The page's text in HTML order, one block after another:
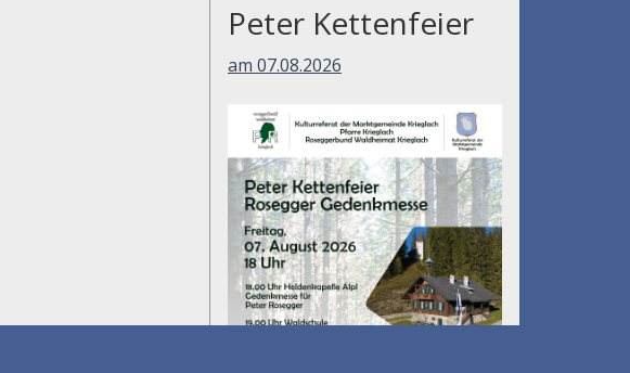
Peter Kettenfeier
am 07.08.2026